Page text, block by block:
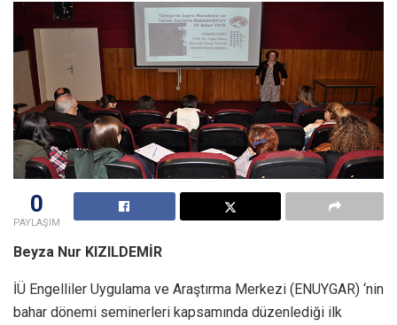
0
PAYLAŞIM
Beyza Nur KIZILDEMİR
İÜ Engelliler Uygulama ve Araştırma Merkezi (ENUYGAR) ‘nin
bahar dönemi seminerleri kapsamında düzenlediği ilk